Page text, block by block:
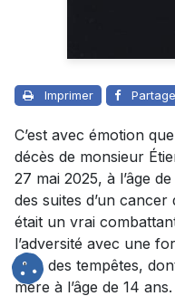
Imprimer
C’est avec émotion
décès de monsieur
27 mai 2025, à l’âge
des suites d’un
était un vrai
l’adversité avec une
bien des tempêtes,
mère à l’âge de 14